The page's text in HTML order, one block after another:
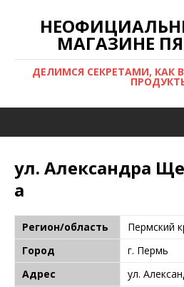
МАГАЗИНЕ
ДЕЛИМСЯ СЕКРЕТАМИ, КАК
ул. Александра
а
Регион/область
Пермский
Город
г. Пермь
Адрес
ул.